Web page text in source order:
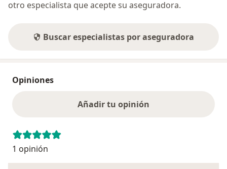
otro especialista que acepte su aseguradora.
Buscar especialistas por aseguradora
Opiniones
Añadir tu opinión
1 opinión